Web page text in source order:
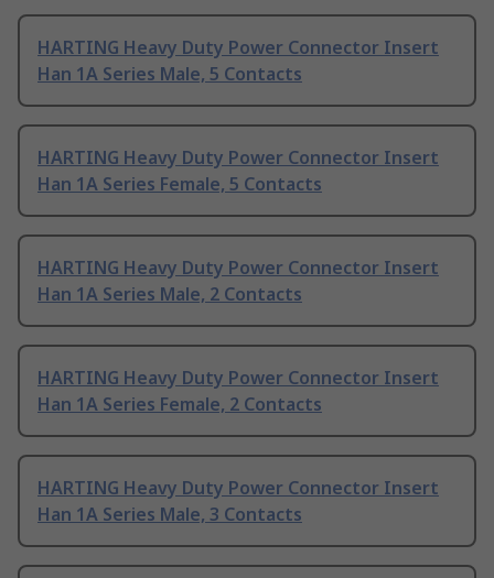
HARTING Heavy Duty Power Connector Insert
Han 1A Series Male, 5 Contacts
HARTING Heavy Duty Power Connector Insert
Han 1A Series Female, 5 Contacts
HARTING Heavy Duty Power Connector Insert
Han 1A Series Male, 2 Contacts
HARTING Heavy Duty Power Connector Insert
Han 1A Series Female, 2 Contacts
HARTING Heavy Duty Power Connector Insert
Han 1A Series Male, 3 Contacts